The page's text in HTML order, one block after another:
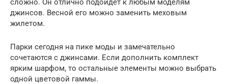
джинсов. Весной его можно заменить меховым
жилетом.
Парки сегодня на пике моды и замечательно
сочетаются с джинсами. Если дополнить комплект
ярким шарфом, то остальные элементы можно выбрать
одной цветовой гаммы.